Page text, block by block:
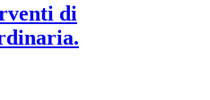
di